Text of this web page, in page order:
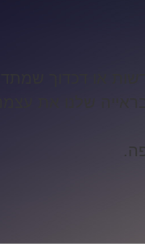
או דכדוך
שלנו את
.